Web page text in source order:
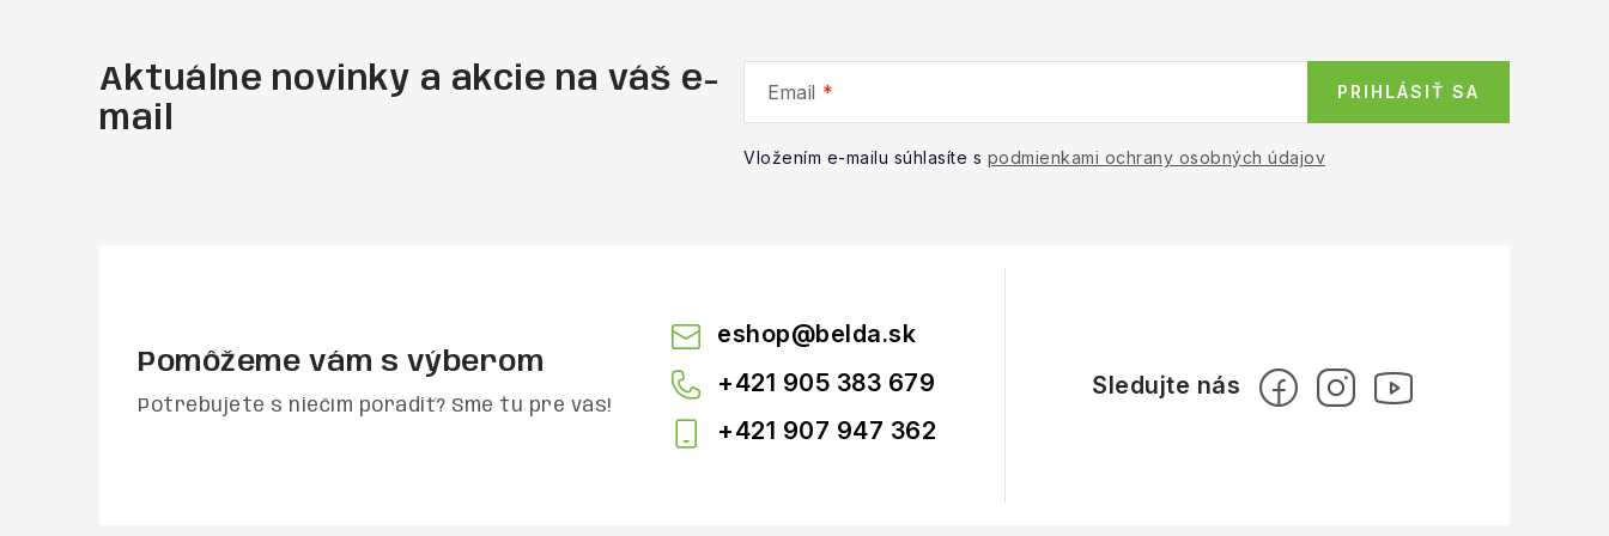
Aktuálne novinky a akcie na váš e-
mail
Email
Vložením e-mailu súhlasíte s podmienkami ochrany osobných údajov
PRIHLÁSIŤ SA
Pomôžeme vám s výberom
Potrebujete s niečím poradiť? Sme tu pre vás!
eshop@belda.sk
+421 905 383 679
+421 907 947 362